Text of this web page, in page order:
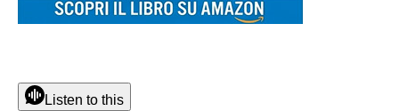
Listen to this